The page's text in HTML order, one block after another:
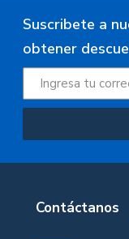
Suscribete a
obtener
Contáctanos